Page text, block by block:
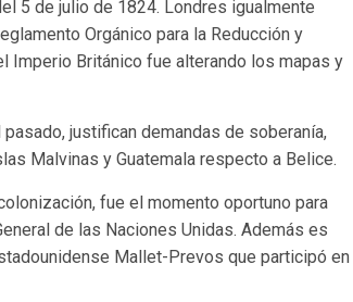
5 de julio de 1824. Londres igualmente
Orgánico para la Reducción y
Imperio Británico fue alterando los mapas y
justifican demandas de soberanía,
Malvinas y Guatemala respecto a Belice.
fue el momento oportuno para
de las Naciones Unidas. Además es
Mallet-Prevos que participó en